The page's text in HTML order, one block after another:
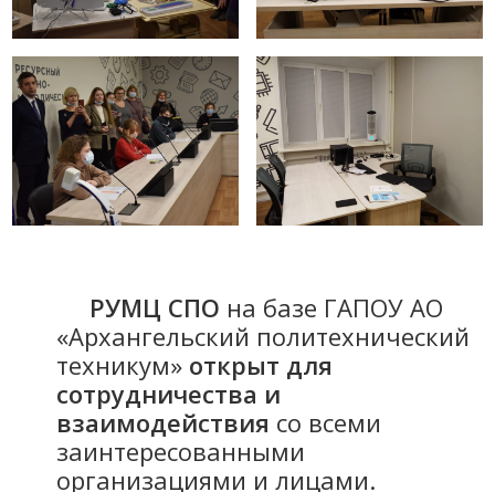
РУМЦ СПО на базе ГАПОУ АО
«Архангельский политехнический
техникум» открыт для
сотрудничества и
взаимодействия со всеми
заинтересованными
организациями и лицами.